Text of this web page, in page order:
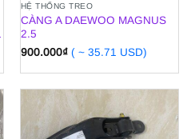
HỆ THỐNG TREO
CÀNG A DAEWOO MAGNUS
2.5
900.000₫ ( ~ 35.71 USD)